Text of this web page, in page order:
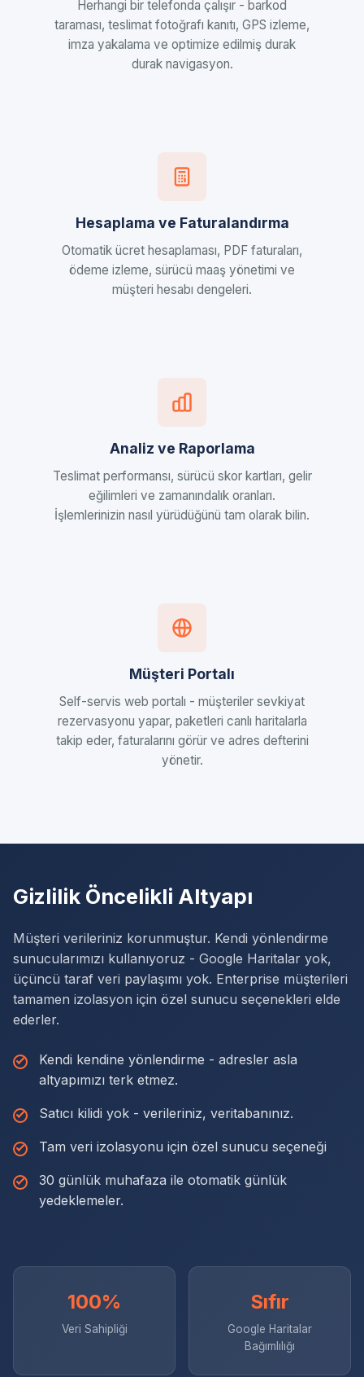
Herhangi bir telefonda çalışır - barkod
taraması, teslimat fotoğrafı kanıtı, GPS izleme,
imza yakalama ve optimize edilmiş durak
durak navigasyon.
Hesaplama ve Faturalandırma
Otomatik ücret hesaplaması, PDF faturaları,
ödeme izleme, sürücü maaş yönetimi ve
müşteri hesabı dengeleri.
Analiz ve Raporlama
Teslimat performansı, sürücü skor kartları, gelir
eğilimleri ve zamanındalık oranları.
İşlemlerinizin nasıl yürüdüğünü tam olarak bilin.
Müşteri Portalı
Self-servis web portalı - müşteriler sevkiyat
rezervasyonu yapar, paketleri canlı haritalarla
takip eder, faturalarını görür ve adres defterini
yönetir.
Gizlilik Öncelikli Altyapı
Müşteri verileriniz korunmuştur. Kendi yönlendirme
sunucularımızı kullanıyoruz - Google Haritalar yok,
üçüncü taraf veri paylaşımı yok. Enterprise müşterileri
tamamen izolasyon için özel sunucu seçenekleri elde
ederler.
Kendi kendine yönlendirme - adresler asla
altyapımızı terk etmez.
Satıcı kilidi yok - verileriniz, veritabanınız.
Tam veri izolasyonu için özel sunucu seçeneği
30 günlük muhafaza ile otomatik günlük
yedeklemeler.
100%
Veri Sahipliği
Sıfır
Google Haritalar
Bağımlılığı